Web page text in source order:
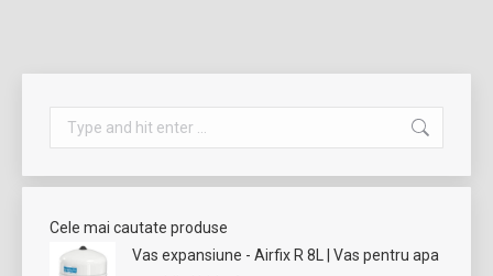
Search:
Cele mai cautate produse
Vas expansiune - Airfix R 8L | Vas pentru apa